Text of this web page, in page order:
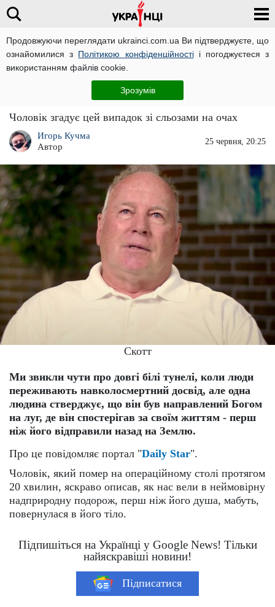
Продовжуючи переглядати ukrainci.com.ua Ви підтверджуєте, що
ознайомилися з Політикою конфіденційностіі погоджуєтеся з
використанням файлів cookie.
Зрозумів
"Зараз не ваш час": загиблий на 20 хвилин
чоловік стверджує, що побував на небесах
Чоловік згадує цей випадок зі сльозами на очах
Игорь Кучма
Автор
25 червня, 20:25
Скотт
Ми звикли чути про довгі білі тунелі, коли люди
переживають навколосмертний досвід, але одна
людина стверджує, що він був направлений Богом
на луг, де він спостерігав за своїм життям - перш
ніж його відправили назад на Землю.
Про це повідомляє портал "Daily Star".
Чоловік, який помер на операційному столі протягом
20 хвилин, яскраво описав, як нас вели в неймовірну
надприродну подорож, перш ніж його душа, мабуть,
повернулася в його тіло.
Підпишіться на Українці у Google News! Тільки
найяскравіші новини!
Підписатися